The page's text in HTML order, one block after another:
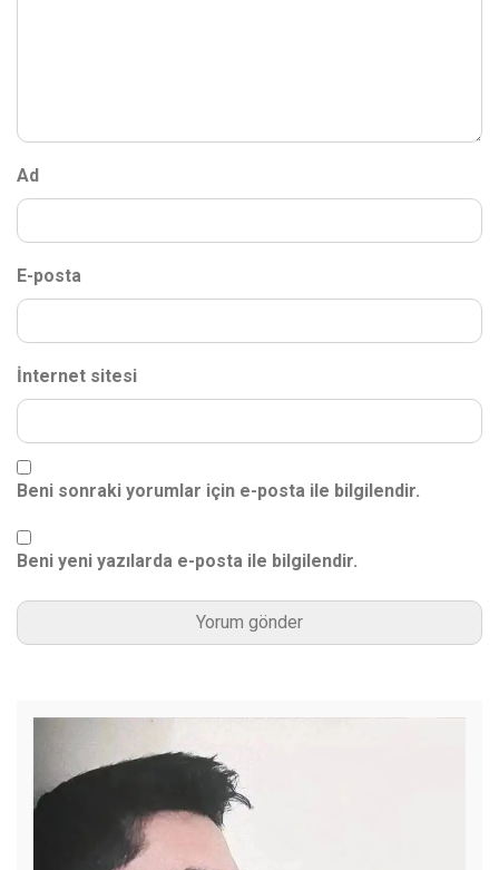
Ad
E-posta
İnternet sitesi
Beni sonraki yorumlar için e-posta ile bilgilendir.
Beni yeni yazılarda e-posta ile bilgilendir.